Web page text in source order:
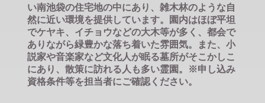
い南池袋の住宅地の中にあり、雑木林のような自
然に近い環境を提供しています。園内はほぼ平坦
でケヤキ、イチョウなどの大木等が多く、都会で
ありながら緑豊かな落ち着いた雰囲気。また、小
説家や音楽家など文化人が眠る墓所がそこかしこ
にあり、散策に訪れる人も多い霊園。※申し込み
資格条件等を担当者にご確認ください。